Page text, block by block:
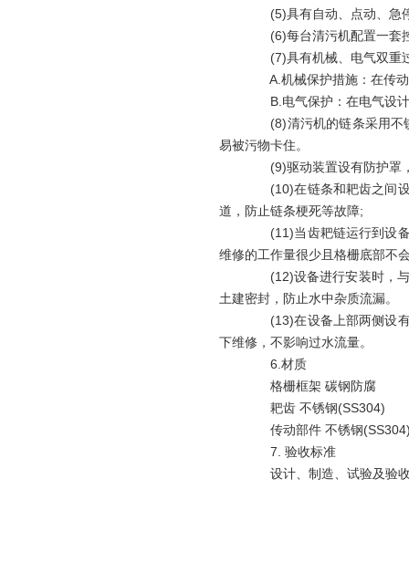
(5)具有自动、点动、急停
(6)每台清污机配置一套控
(7)具有机械、电气双重
A.机械保护措施：在传动
B.电气保护：在电气设计
(8)清污机的链条采用不锈
易被污物卡住。
(9)驱动装置设有防护罩，
(10)在链条和耙齿之间设
道，防止链条梗死等故障;
(11)当齿耙链运行到设备
维修的工作量很少且格栅底部不
(12)设备进行安装时，与
土建密封，防止水中杂质流漏。
(13)在设备上部两侧设有
下维修，不影响过水流量。
6.材质
格栅框架 碳钢防腐
耙齿 不锈钢(SS304)
传动部件 不锈钢
7. 验收标准
设计、制造、试验及验收